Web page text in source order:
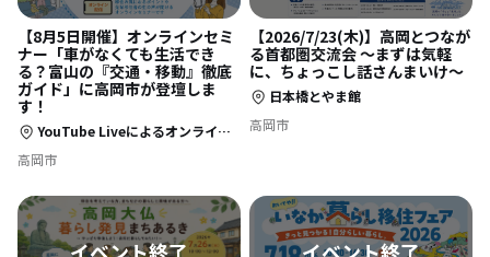
【8月5日開催】オンラインセミ
ナー「車がなくても生活でき
る？富山の『交通・移動』徹底
ガイド」に高岡市が登壇しま
す！
YouTube Liveによるオンライン開催（事前申込制）
高岡市
【2026/7/23(木)】高岡とつなが
る首都圏交流会 〜まずは気軽
に、ちょっこし話さんまいけ〜
日本橋とやま館
高岡市